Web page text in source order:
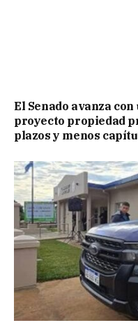
El Senado avanza
proyecto propiedad
plazos y menos